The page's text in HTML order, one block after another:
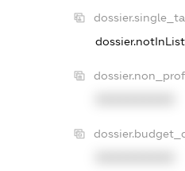
dossier.notInList